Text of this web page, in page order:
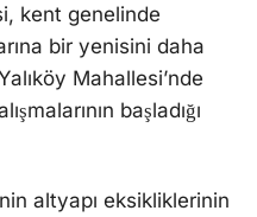
kent genelinde
bir yenisini daha
Mahallesi’nde
başladığı
altyapı eksikliklerinin